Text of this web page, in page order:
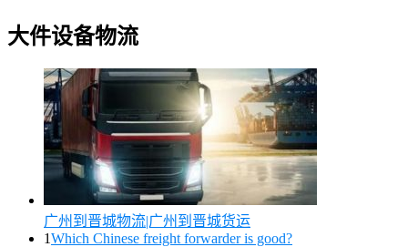
大件设备物流
广州到晋城物流|广州到晋城货运
1Which Chinese freight forwarder is good?